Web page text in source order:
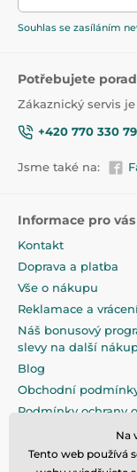
Souhlas se zasíláním
Potřebujete
Zákaznický servis
+420 770 330
Jsme také na:
Informace pro vás
Kontakt
Doprava a platba
Vše o nákupu
Reklamace a
Náš bonusový
slevy na další
Blog
Obchodní
Podmínky ochrany
Na pečlivé
maximální důraz
Na
Tento web používá